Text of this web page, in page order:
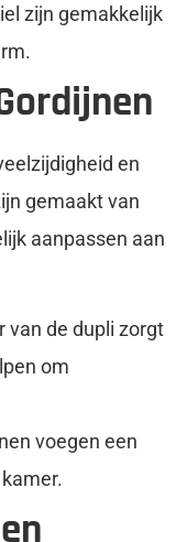
zijn gemakkelijk
en
gemaakt van
aanpassen aan
van de dupli zorgt
om
voegen een